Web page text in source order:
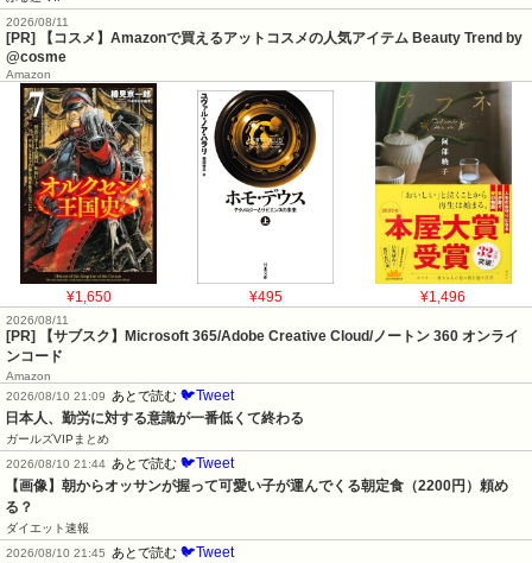
2026/08/11
[PR] 【コスメ】Amazonで買えるアットコスメの人気アイテム Beauty Trend by
@cosme
Amazon
¥1,650 ¥495 ¥1,496
2026/08/11
[PR] 【サブスク】Microsoft 365/Adobe Creative Cloud/ノートン 360 オンライ
ンコード
Amazon
2026/08/10 21:09
あとで読む 🐦Tweet
日本人、勤労に対する意識が一番低くて終わる
ガールズVIPまとめ
2026/08/10 21:44 あとで読む 🐦Tweet
【画像】朝からオッサンが握って可愛い子が運んでくる朝定食（2200円）頼め
る？
ダイエット速報
2026/08/10 21:45
あとで読む 🐦Tweet